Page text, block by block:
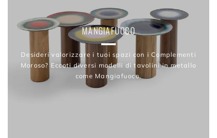
MANGIAFUOCO
Desideri valorizzare i tuoi spazi con i Complementi
Moroso? Eccoti diversi modelli di tavolini in metallo
come Mangiafuoco.